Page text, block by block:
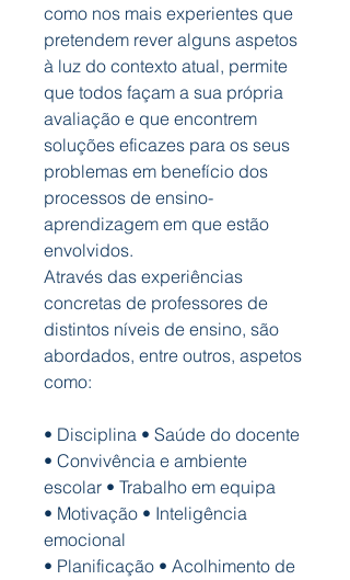
como nos mais experientes que
pretendem rever alguns aspetos
à luz do contexto atual, permite
que todos façam a sua própria
avaliação e que encontrem
soluções eficazes para os seus
problemas em benefício dos
processos de ensino-
aprendizagem em que estão
envolvidos.
Através das experiências
concretas de professores de
distintos níveis de ensino, são
abordados, entre outros, aspetos
como:
• Disciplina • Saúde do docente
• Convivência e ambiente
escolar • Trabalho em equipa
• Motivação • Inteligência
emocional
• Planificação • Acolhimento de